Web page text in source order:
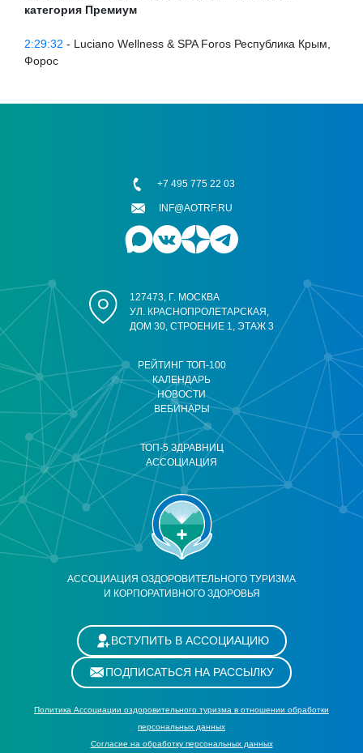
категория Премиум
2:29:32 - Luciano Wellness & SPA Foros Республика Крым,
Форос
АССОЦИАЦИЯ ОЗДОРОВИТЕЛЬНОГО ТУРИЗМА
И КОРПОРАТИВНОГО ЗДОРОВЬЯ
РЕЙТИНГ ТОП-100
КАЛЕНДАРЬ
НОВОСТИ
ВЕБИНАРЫ
ТОП-5 ЗДРАВНИЦ
АССОЦИАЦИЯ
127473, Г. МОСКВА
УЛ. КРАСНОПРОЛЕТАРСКАЯ,
ДОМ 30, СТРОЕНИЕ 1, ЭТАЖ 3
+7 495 775 22 03
INF@AOTRF.RU
ВСТУПИТЬ В АССОЦИАЦИЮ
ПОДПИСАТЬСЯ НА РАССЫЛКУ
Политика Ассоциации оздоровительного туризма в отношении обработки
персональных данных
Cогласие на обработку персональных данных